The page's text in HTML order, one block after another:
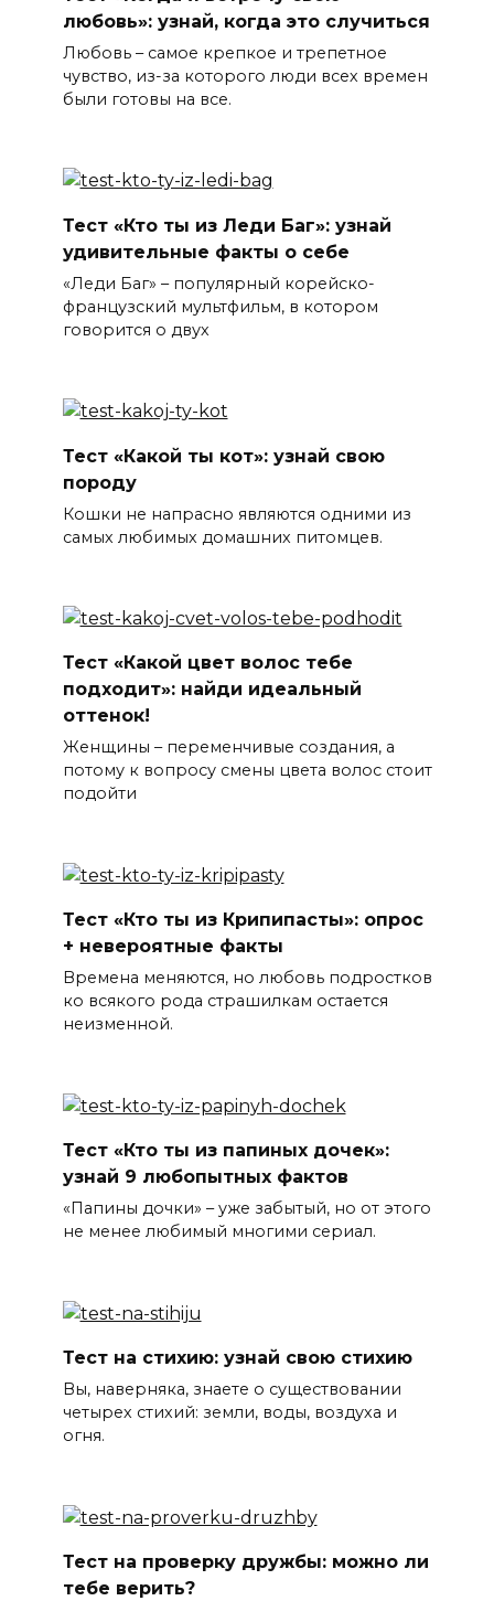
любовь»: узнай, когда это случиться
Любовь – самое крепкое и трепетное
чувство, из-за которого люди всех времен
были готовы на все.
Тест «Кто ты из Леди Баг»: узнай
удивительные факты о себе
«Леди Баг» – популярный корейско-
французский мультфильм, в котором
говорится о двух
Тест «Какой ты кот»: узнай свою
породу
Кошки не напрасно являются одними из
самых любимых домашних питомцев.
Тест «Какой цвет волос тебе
подходит»: найди идеальный
оттенок!
Женщины – переменчивые создания, а
потому к вопросу смены цвета волос стоит
подойти
Тест «Кто ты из Крипипасты»: опрос
+ невероятные факты
Времена меняются, но любовь подростков
ко всякого рода страшилкам остается
неизменной.
Тест «Кто ты из папиных дочек»:
узнай 9 любопытных фактов
«Папины дочки» – уже забытый, но от этого
не менее любимый многими сериал.
Тест на стихию: узнай свою стихию
Вы, наверняка, знаете о существовании
четырех стихий: земли, воды, воздуха и
огня.
Тест на проверку дружбы: можно ли
тебе верить?